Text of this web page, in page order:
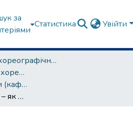
за
Статистика Увійти
Факультет хореографічного мистецтва
Кафедра народної хореографії та теорії танцю
магістерські роботи (кафедра народної хореографії та теорії танцю)
Танцювальний рух – як засіб емоційного відновлення людини в умовах сьогодення: практичний аспект теорій Р. Лабана. Хореографічна сюїта "Епоха людей"